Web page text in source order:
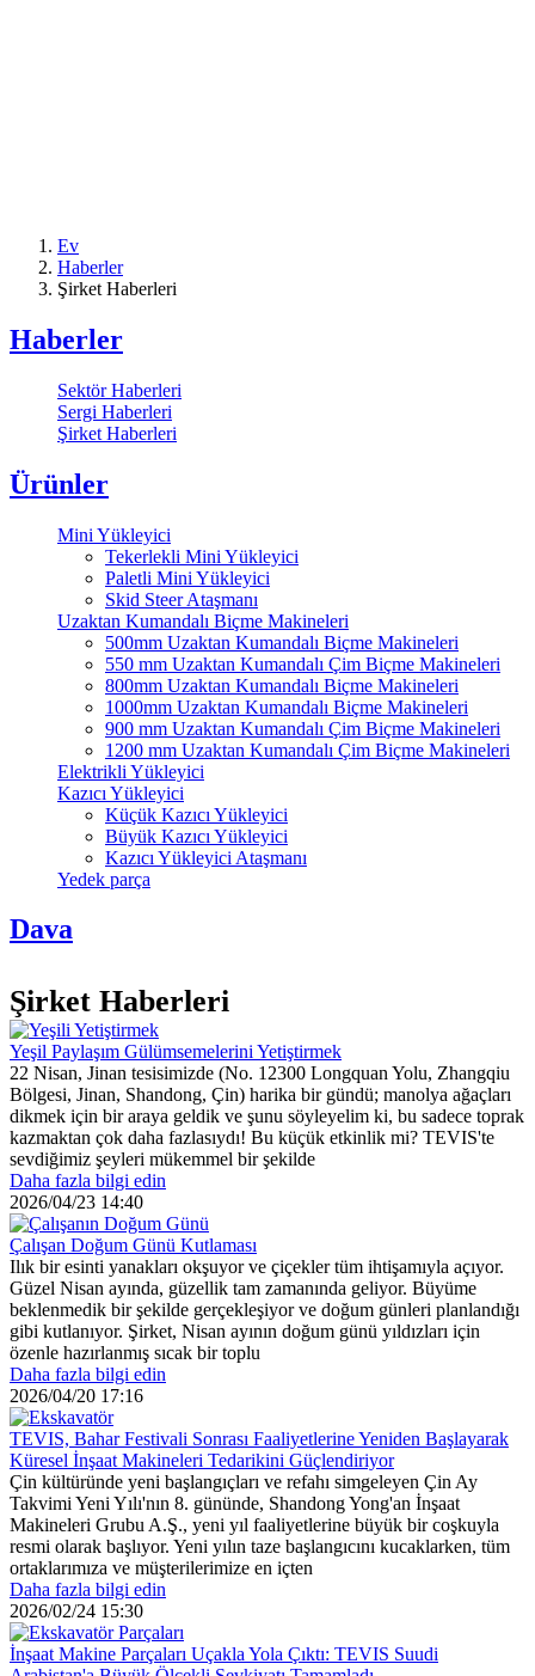
Ev
Haberler
Şirket Haberleri
Haberler
Sektör Haberleri
Sergi Haberleri
Şirket Haberleri
Ürünler
Mini Yükleyici
Tekerlekli Mini Yükleyici
Paletli Mini Yükleyici
Skid Steer Ataşmanı
Uzaktan Kumandalı Biçme Makineleri
500mm Uzaktan Kumandalı Biçme Makineleri
550 mm Uzaktan Kumandalı Çim Biçme Makineleri
800mm Uzaktan Kumandalı Biçme Makineleri
1000mm Uzaktan Kumandalı Biçme Makineleri
900 mm Uzaktan Kumandalı Çim Biçme Makineleri
1200 mm Uzaktan Kumandalı Çim Biçme Makineleri
Elektrikli Yükleyici
Kazıcı Yükleyici
Küçük Kazıcı Yükleyici
Büyük Kazıcı Yükleyici
Kazıcı Yükleyici Ataşmanı
Yedek parça
Dava
Şirket Haberleri
Yeşil Paylaşım Gülümsemelerini Yetiştirmek
22 Nisan, Jinan tesisimizde (No. 12300 Longquan Yolu, Zhangqiu
Bölgesi, Jinan, Shandong, Çin) harika bir gündü; manolya ağaçları
dikmek için bir araya geldik ve şunu söyleyelim ki, bu sadece toprak
kazmaktan çok daha fazlasıydı! Bu küçük etkinlik mi? TEVIS'te
sevdiğimiz şeyleri mükemmel bir şekilde
Daha fazla bilgi edin
2026/04/23 14:40
Çalışan Doğum Günü Kutlaması
Ilık bir esinti yanakları okşuyor ve çiçekler tüm ihtişamıyla açıyor.
Güzel Nisan ayında, güzellik tam zamanında geliyor. Büyüme
beklenmedik bir şekilde gerçekleşiyor ve doğum günleri planlandığı
gibi kutlanıyor. Şirket, Nisan ayının doğum günü yıldızları için
özenle hazırlanmış sıcak bir toplu
Daha fazla bilgi edin
2026/04/20 17:16
TEVIS, Bahar Festivali Sonrası Faaliyetlerine Yeniden Başlayarak
Küresel İnşaat Makineleri Tedarikini Güçlendiriyor
Çin kültüründe yeni başlangıçları ve refahı simgeleyen Çin Ay
Takvimi Yeni Yılı'nın 8. gününde, Shandong Yong'an İnşaat
Makineleri Grubu A.Ş., yeni yıl faaliyetlerine büyük bir coşkuyla
resmi olarak başlıyor. Yeni yılın taze başlangıcını kucaklarken, tüm
ortaklarımıza ve müşterilerimize en içten
Daha fazla bilgi edin
2026/02/24 15:30
İnşaat Makine Parçaları Uçakla Yola Çıktı: TEVIS Suudi